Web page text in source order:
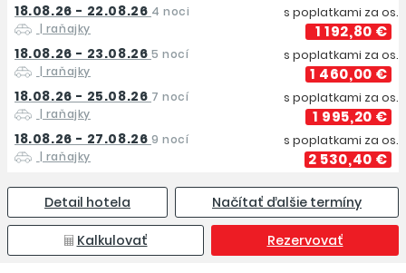
18.08.26 - 22.08.26 4 noci
| raňajky
s poplatkami za os.
1 192,80 €
18.08.26 - 23.08.26 5 nocí
| raňajky
s poplatkami za os.
1 460,00 €
18.08.26 - 25.08.26 7 nocí
| raňajky
s poplatkami za os.
1 995,20 €
18.08.26 - 27.08.26 9 nocí
| raňajky
s poplatkami za os.
2 530,40 €
Detail hotela Načítať ďalšie termíny
Kalkulovať Rezervovať